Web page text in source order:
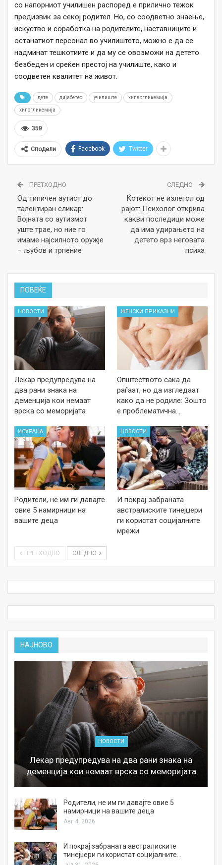
со напорниот училишен распоред е прилично тежок
предизвик за секој родител. Но, со соодветно знаење,
искуство и соработка на родителите, наставниците и
останатиот персонал во училиштето, можно е да се
надминат тешкотиите и да му се овозможи на детето
безбеден и среќен престој на училиште, како и
соодветен квалитет на живот.
дете дијабетес училиште хипергликемија
хипогликемија
359
Сподели Facebook Twitter
ПРЕТХОДНО
Од типичен аутист до
талентиран сликар:
Војната со аутизмот
уште трае, но ние го
имаме најсилното оружје
– љубов и трпение
СЛЕДНО
Ќотекот не излегол од
рајот: Психолог открива
какви последици може
да има удирањето на
детето врз неговата
психа
ПОВЕЌЕ
НОВОСТИ
Лекар предупредува на
два рани знака на
деменција кои немаат
врска со меморијата
ЖЕНСКИ ПРИКАЗНИ
Општеството сака да
раѓаат, но да изгледаат
како да не родиле: Зошто
е проблематична…
ИСХРАНА
Родители, не им ги давајте
овие 5 намирници на
вашите деца
НОВОСТИ
И покрај забраната
австралиските тинејџери
ги користат социјалните
мрежи
ПРЕТХОДНО СЛЕДНО
НАЈНОВО
НОВОСТИ
Лекар предупредува на два рани знака на
деменција кои немаат врска со меморијата
Родители, не им ги давајте овие 5
намирници на вашите деца
Авг 4, 2026
И покрај забраната австралиските
тинејџери ги користат социјалните…